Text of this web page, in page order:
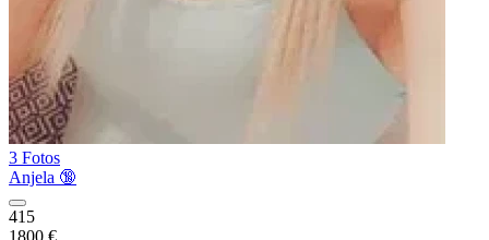
3 Fotos
Anjela 🔞
415
1800 €